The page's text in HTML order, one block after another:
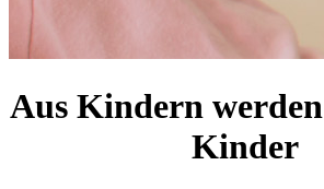
Aus Kindern
Kinder